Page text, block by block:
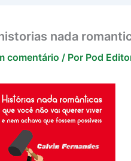
nada
comentário / Por Pod